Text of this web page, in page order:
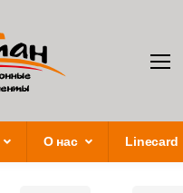
О нас Linecard